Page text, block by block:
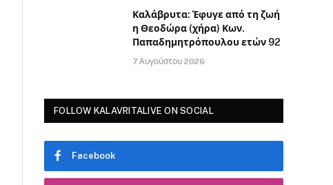
Καλάβρυτα: Έφυγε από τη ζωή
η Θεοδώρα (χήρα) Κων.
Παπαδημητρόπουλου ετών 92
7 Αυγούστου 2026
FOLLOW KALAVRITALIVE ON SOCIAL
Facebook